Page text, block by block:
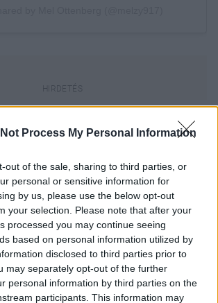
Not Process My Personal Information
out of the sale, sharing to third parties, or
personal or sensitive information for
by us, please use the below opt-out
your selection. Please note that after your
processed you may continue seeing
based on personal information utilized by
disclosed to third parties prior to
may separately opt-out of the further
personal information by third parties on the
participants. This information may
hogy rengeteg, pontosabban 230
2014-ben a CFDA Awards-on,
felülmúlt!